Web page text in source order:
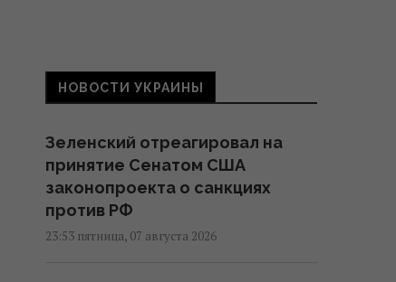
НОВОСТИ УКРАИНЫ
Зеленский отреагировал на
принятие Сенатом США
законопроекта о санкциях
против РФ
23:53 пятница, 07 августа 2026